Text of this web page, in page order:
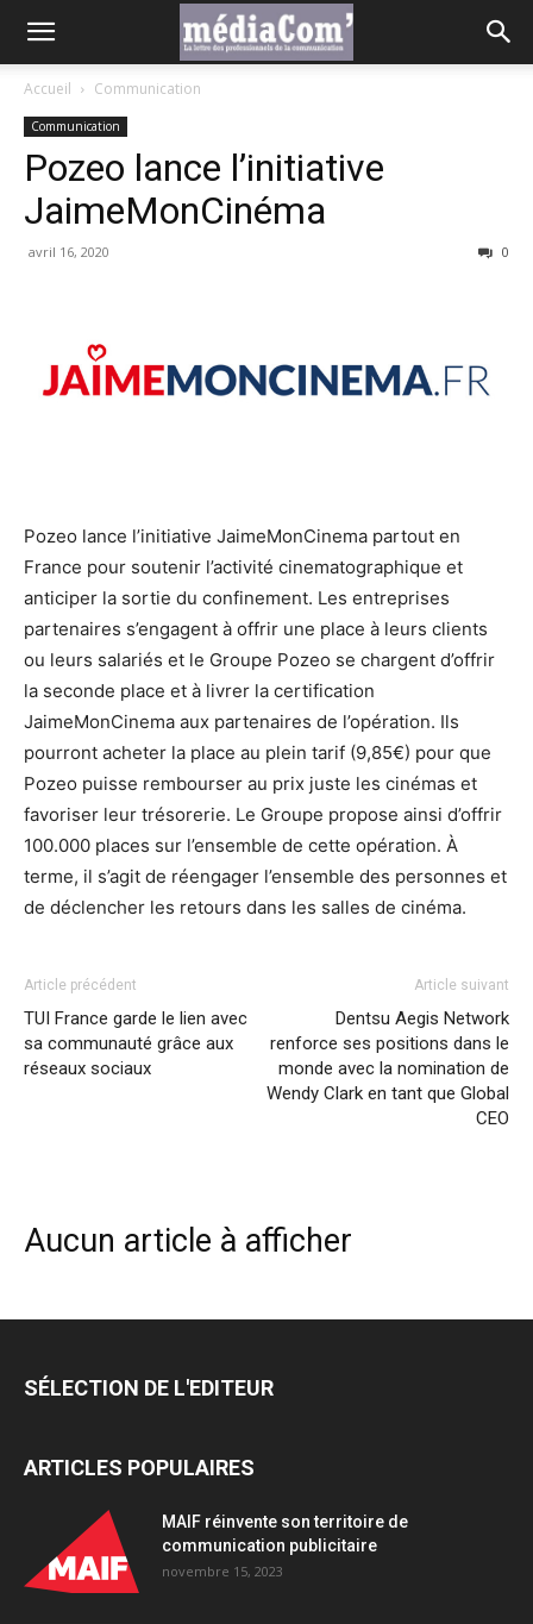
Accueil Communication
Communication
Pozeo lance l’initiative
JaimeMonCinéma
avril 16, 2020 0
Pozeo lance l’initiative JaimeMonCinema partout en
France pour soutenir l’activité cinematographique et
anticiper la sortie du confinement. Les entreprises
partenaires s’engagent à offrir une place à leurs clients
ou leurs salariés et le Groupe Pozeo se chargent d’offrir
la seconde place et à livrer la certification
JaimeMonCinema aux partenaires de l’opération. Ils
pourront acheter la place au plein tarif (9,85€) pour que
Pozeo puisse rembourser au prix juste les cinémas et
favoriser leur trésorerie. Le Groupe propose ainsi d’offrir
100.000 places sur l’ensemble de cette opération. À
terme, il s’agit de réengager l’ensemble des personnes et
de déclencher les retours dans les salles de cinéma.
Article précédent
TUI France garde le lien avec
sa communauté grâce aux
réseaux sociaux
Article suivant
Dentsu Aegis Network
renforce ses positions dans le
monde avec la nomination de
Wendy Clark en tant que Global
CEO
Aucun article à afficher
SÉLECTION DE L'EDITEUR
ARTICLES POPULAIRES
MAIF réinvente son territoire de
communication publicitaire
novembre 15, 2023